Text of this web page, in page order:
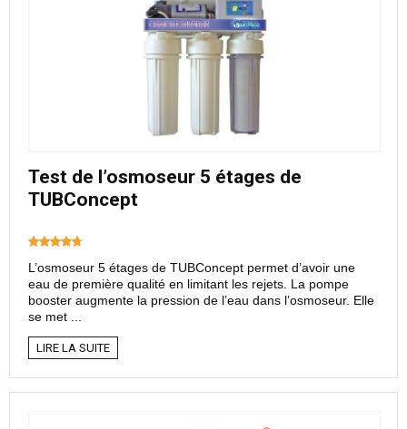
Test de l’osmoseur 5 étages de
TUBConcept
L’osmoseur 5 étages de TUBConcept permet d’avoir une
eau de première qualité en limitant les rejets. La pompe
booster augmente la pression de l’eau dans l’osmoseur. Elle
se met ...
LIRE LA SUITE